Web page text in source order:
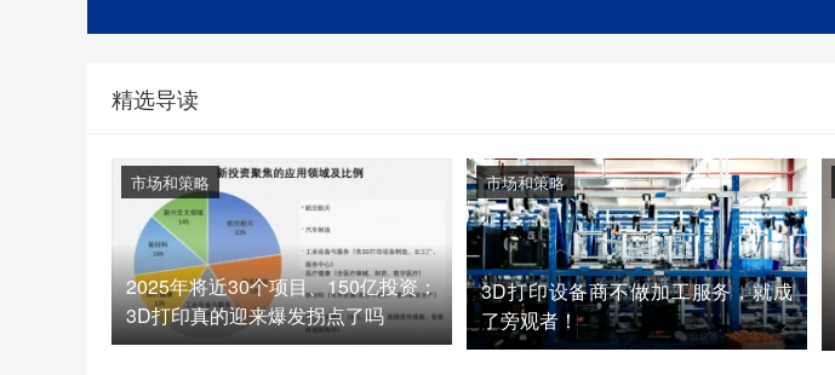
精选导读
2025年将近30个项目、150亿投资：
3D打印真的迎来爆发拐点了吗
市场和策略
3D打印设备商不做加工服务，就成
了旁观者！
市场和策略